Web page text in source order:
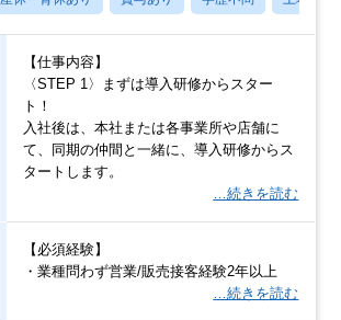
【仕事内容】
〈STEP 1〉まずは導入研修からスター
ト！
入社後は、本社または各事業所や店舗に
て、同期の仲間と一緒に、導入研修からス
タートします。
…続きを読む
【必須経験】
・業種問わず営業/販売接客経験2年以上
…続きを読む